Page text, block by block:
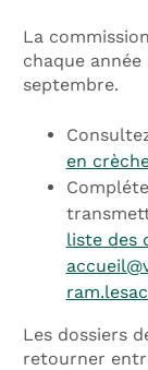
La
chaque
septembre.
en
liste des
Les dossiers
retourner